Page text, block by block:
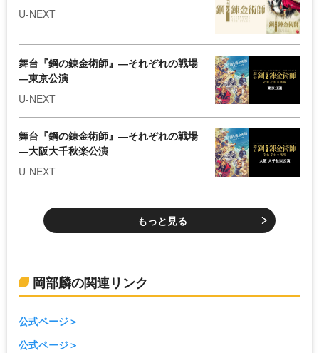
U-NEXT
舞台『鋼の錬金術師』―それぞれの戦場
―東京公演
U-NEXT
舞台『鋼の錬金術師』―それぞれの戦場
―大阪大千秋楽公演
U-NEXT
もっと見る
岡部麟の関連リンク
公式ページ
公式ページ